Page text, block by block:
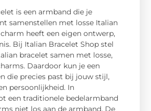
is een armband die je
samenstellen met losse Italian
heeft een eigen ontwerp,
Bij Italian Bracelet Shop stel
bracelet samen met losse,
Daardoor kun je een
die precies past bij jouw stijl,
persoonlijkheid. In
een traditionele bedelarmband
niet los aan de armband. De